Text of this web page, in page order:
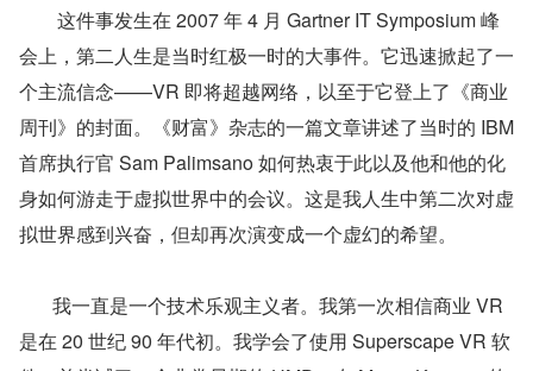
会上，第二人生是当时红极一时的大事件。它迅速掀起了一
个主流信念——VR 即将超越网络，以至于它登上了《商业
周刊》的封面。《财富》杂志的一篇文章讲述了当时的 IBM
首席执行官 Sam Palimsano 如何热衷于此以及他和他的化
身如何游走于虚拟世界中的会议。这是我人生中第二次对虚
拟世界感到兴奋，但却再次演变成一个虚幻的希望。
是在 20 世纪 90 年代初。我学会了使用 Superscape VR 软